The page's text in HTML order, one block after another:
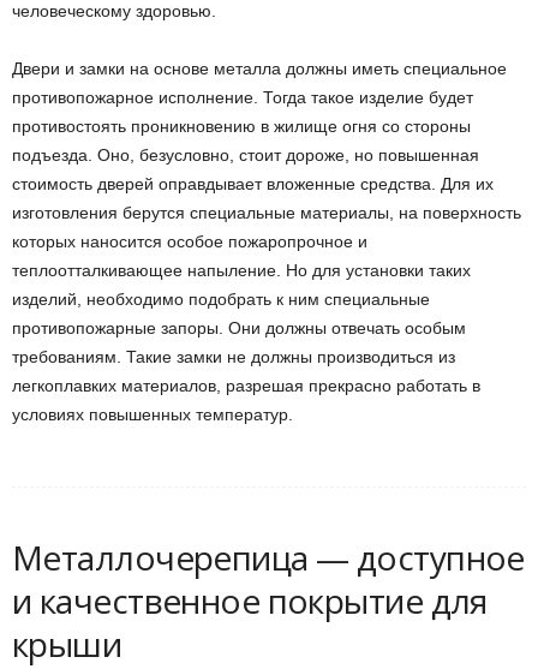
человеческому здоровью.
Двери и замки на основе металла должны иметь специальное
противопожарное исполнение. Тогда такое изделие будет
противостоять проникновению в жилище огня со стороны
подъезда. Оно, безусловно, стоит дороже, но повышенная
стоимость дверей оправдывает вложенные средства. Для их
изготовления берутся специальные материалы, на поверхность
которых наносится особое пожаропрочное и
теплоотталкивающее напыление. Но для установки таких
изделий, необходимо подобрать к ним специальные
противопожарные запоры. Они должны отвечать особым
требованиям. Такие замки не должны производиться из
легкоплавких материалов, разрешая прекрасно работать в
условиях повышенных температур.
Металлочерепица — доступное
и качественное покрытие для
крыши